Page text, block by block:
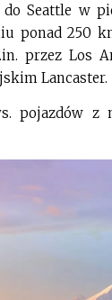
Seattle w
ponad 250
przez Los
Lancaster.
pojazdów z